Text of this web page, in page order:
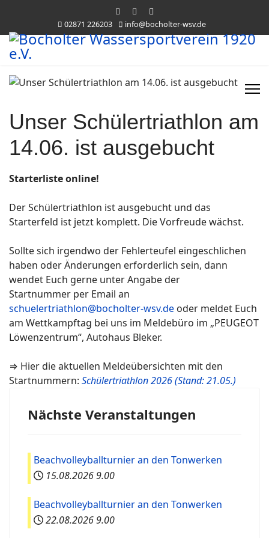
02871 226203 info@bocholter-wsv.de
Unser Schülertriathlon am
14.06. ist ausgebucht
Starterliste online!
Der Schülertriathlon ist ausgebucht und das
Starterfeld ist jetzt komplett. Die Vorfreude wächst.
Sollte sich irgendwo der Fehlerteufel eingeschlichen
haben oder Änderungen erforderlich sein, dann
wendet Euch gerne unter Angabe der
Startnummer per Email an
schuelertriathlon@bocholter-wsv.de oder meldet Euch
am Wettkampftag bei uns im Meldebüro im „PEUGEOT
Löwenzentrum“, Autohaus Bleker.
⇒ Hier die aktuellen Meldeübersichten mit den
Startnummern: Schülertriathlon 2026 (Stand: 21.05.)
Nächste Veranstaltungen
Beachvolleyballturnier an den Tonwerken
15.08.20269.00
Beachvolleyballturnier an den Tonwerken
22.08.20269.00